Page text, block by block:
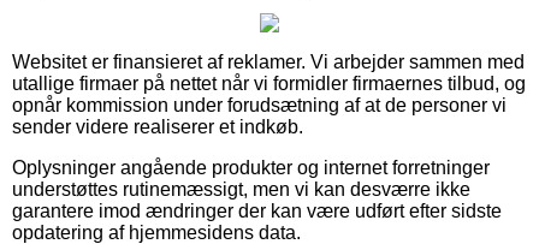
Websitet er finansieret af reklamer. Vi arbejder sammen med
utallige firmaer på nettet når vi formidler firmaernes tilbud, og
opnår kommission under forudsætning af at de personer vi
sender videre realiserer et indkøb.
Oplysninger angående produkter og internet forretninger
understøttes rutinemæssigt, men vi kan desværre ikke
garantere imod ændringer der kan være udført efter sidste
opdatering af hjemmesidens data.